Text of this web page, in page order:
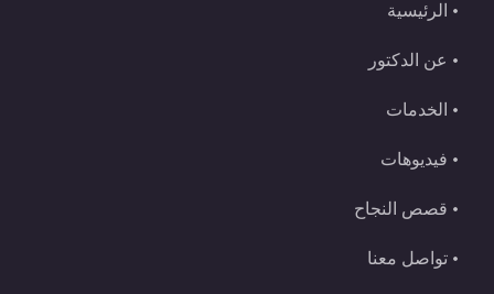
الرئيسية
عن الدكتور
الخدمات
فيديوهات
قصص النجاح
تواصل معنا